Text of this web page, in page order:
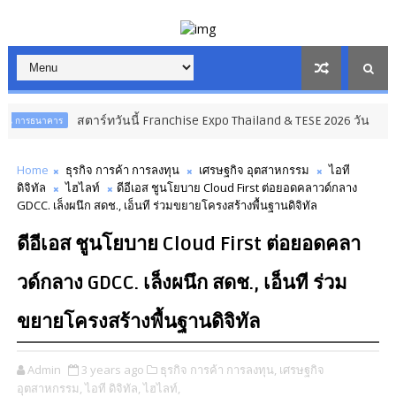
าร สตาร์ทวันนี้ Franchise Expo Thailand & TESE 2026 วัน ธุรกิจ กา
Home ธุรกิจ การค้า การลงทุน เศรษฐกิจ อุตสาหกรรม
ไอที
ดิจิทัล
ไฮไลท์
ดีอีเอส ชูนโยบาย Cloud First ต่อยอดคลาวด์กลาง
GDCC. เล็งผนึก สดช., เอ็นที ร่วมขยายโครงสร้างพื้นฐานดิจิทัล
ดีอีเอส ชูนโยบาย Cloud First ต่อยอดคลา
วด์กลาง GDCC. เล็งผนึก สดช., เอ็นที ร่วม
ขยายโครงสร้างพื้นฐานดิจิทัล
Admin 3 years ago ธุรกิจ การค้า การลงทุน, เศรษฐกิจ
อุตสาหกรรม, ไอที ดิจิทัล, ไฮไลท์,